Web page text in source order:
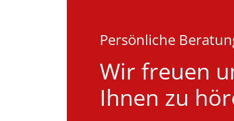
Persönliche
Wir freuen
Ihnen zu